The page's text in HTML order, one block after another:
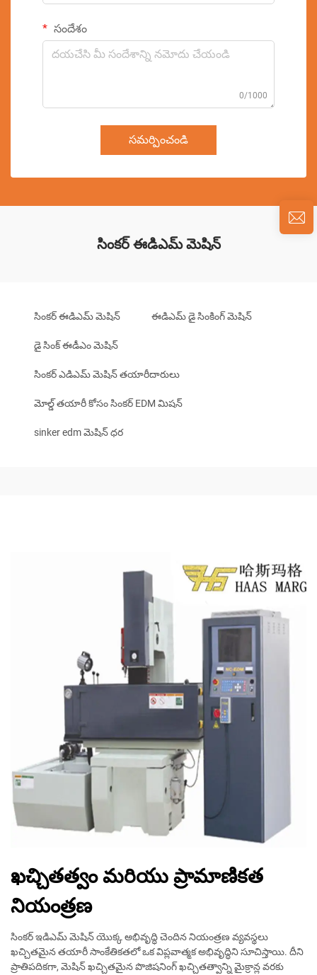
సందేశం
0/1000
సమర్పించండి
సింకర్ ఈడిఎమ్ మెషిన్
సింకర్ ఈడిఎమ్ మెషిన్ ఈడిఎమ్ డై సింకింగ్ మెషిన్
డై సింక్ ఈడీఎం మెషిన్
సింకర్ ఎడిఎమ్ మెషిన్ తయారీదారులు
మోల్డ్ తయారీ కోసం సింకర్ EDM మిషన్
sinker edm మెషిన్ ధర
ఖచ్చితత్వం మరియు ప్రామాణికత
నియంత్రణ
సింకర్ ఇడిఎమ్ మెషిన్ యొక్క అభివృద్ధి చెందిన నియంత్రణ వ్యవస్థలు
ఖచ్చితమైన తయారీ సాంకేతికతలో ఒక విప్లవాత్మక అభివృద్ధిని సూచిస్తాయి. దీని
ప్రాతిపదికగా, మెషిన్ ఖచ్చితమైన పొజిషనింగ్ ఖచ్చితత్వాన్ని మైక్రాన్ల వరకు